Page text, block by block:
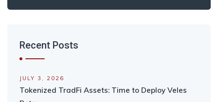
Recent Posts
JULY 3, 2026
Tokenized TradFi Assets: Time to Deploy Veles